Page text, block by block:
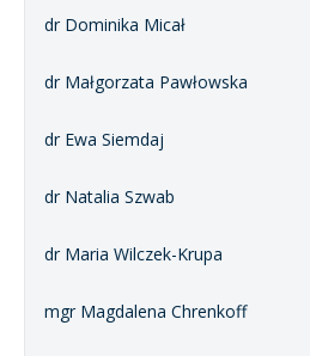
dr Dominika Micał
dr Małgorzata Pawłowska
dr Ewa Siemdaj
dr Natalia Szwab
dr Maria Wilczek-Krupa
mgr Magdalena Chrenkoff